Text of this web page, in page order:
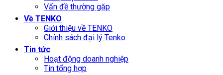
Vấn đề thường gặp
Về TENKO
Giới thiệu về TENKO
Chính sách đại lý Tenko
Tin tức
Hoạt động doanh nghiệp
Tin tổng hợp